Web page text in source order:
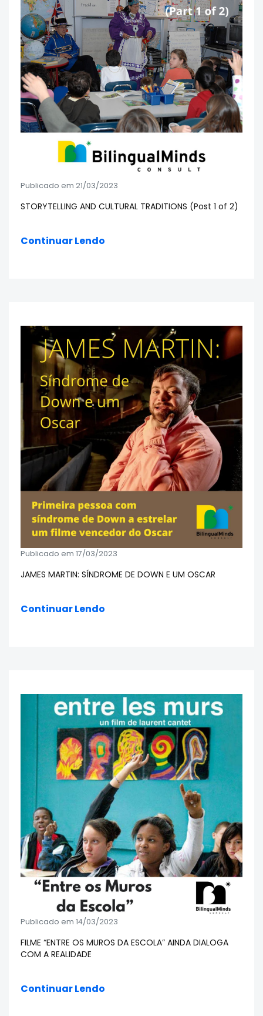
Publicado em 21/03/2023
STORYTELLING AND CULTURAL TRADITIONS (Post 1 of 2)
Continuar Lendo
Publicado em 17/03/2023
JAMES MARTIN: SÍNDROME DE DOWN E UM OSCAR
Continuar Lendo
Publicado em 14/03/2023
FILME “ENTRE OS MUROS DA ESCOLA” AINDA DIALOGA
COM A REALIDADE
Continuar Lendo